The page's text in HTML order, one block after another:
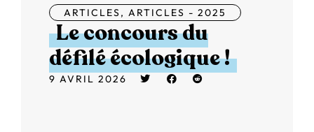
ARTICLES, ARTICLES - 2025
Le concours du
défilé écologique !
9 AVRIL 2026